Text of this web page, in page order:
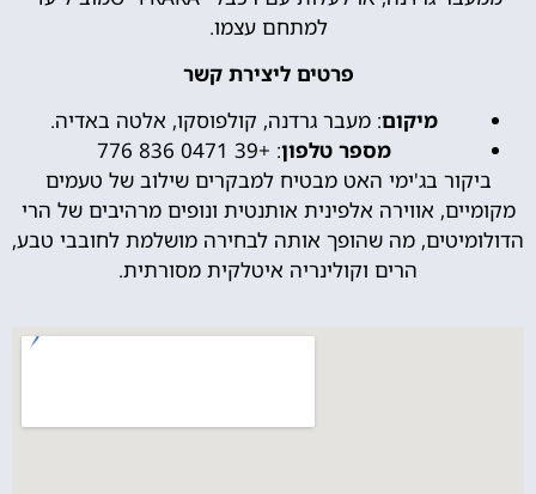
למתחם עצמו.
פרטים ליצירת קשר
מיקום: מעבר גרדנה, קולפוסקו, אלטה באדיה.
מספר טלפון: +39 0471 836 776
ביקור בג'ימי האט מבטיח למבקרים שילוב של טעמים
מקומיים, אווירה אלפינית אותנטית ונופים מרהיבים של הרי
הדולומיטים, מה שהופך אותה לבחירה מושלמת לחובבי טבע,
הרים וקולינריה איטלקית מסורתית.